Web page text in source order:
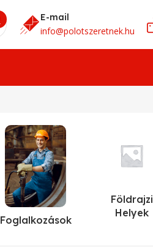
E-mail
info@polotszeretnek.hu
Foglalkozások
Földrajzi
Helyek